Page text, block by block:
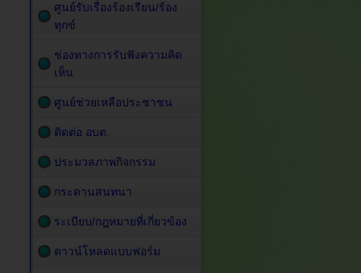
ศูนย์รับเรื่องร้องเรียน/ร้อง
ทุกข์
ช่องทางการรับฟังความคิด
เห็น
ศูนย์ช่วยเหลือประชาชน
ติดต่อ อบต.
ประมวลภาพกิจกรรม
กระดานสนทนา
ระเบียบ/กฎหมายที่เกี่ยวข้อง
ดาวน์โหลดแบบฟอร์ม